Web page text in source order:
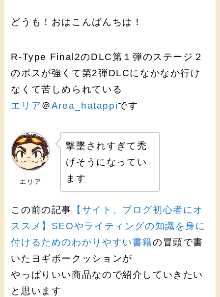
どうも！おはこんばんちは！
R-Type Final2のDLC第１弾のステージ２
のボスが強くて第2弾DLCになかなか行け
なくて苦しめられている
エリア＠Area_hatappiです
エリア
撃墜されすぎて禿
げそうになってい
ます
この前の記事 【サイト、ブログ初心者にオ
ススメ】SEOやライティングの知識を身に
付けるためのわかりやすい書籍の冒頭で書
いたヨギボークッションが
やっぱりいい商品なので紹介していきたい
と思います